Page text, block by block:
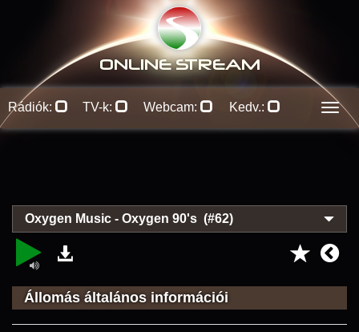
ONLINE STREAM
Rádiók: TV-k: Webcam: Kedv.:
Oxygen Music - Oxygen 90's (#62)
Állomás általános információi